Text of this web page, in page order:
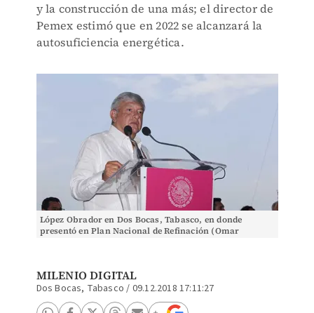
y la construcción de una más; el director de
Pemex estimó que en 2022 se alcanzará la
autosuficiencia energética.
López Obrador en Dos Bocas, Tabasco, en donde
presentó en Plan Nacional de Refinación (Omar
MILENIO DIGITAL
Dos Bocas, Tabasco / 09.12.2018 17:11:27